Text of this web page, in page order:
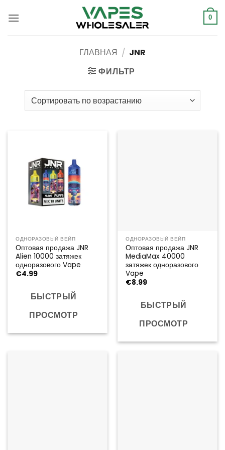
0
ГЛАВНАЯ / JNR
ФИЛЬТР
ОДНОРАЗОВЫЙ ВЕЙП
Оптовая продажа JNR
Alien 10000 затяжек
одноразового Vape
€4.99
БЫСТРЫЙ
ПРОСМОТР
ОДНОРАЗОВЫЙ ВЕЙП
Оптовая продажа JNR
MediaMax 40000
затяжек одноразового
Vape
€8.99
БЫСТРЫЙ
ПРОСМОТР